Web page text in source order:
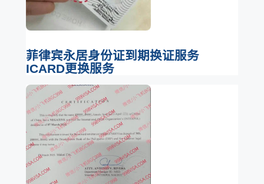
菲律宾永居身份证到期换证服务
ICARD更换服务